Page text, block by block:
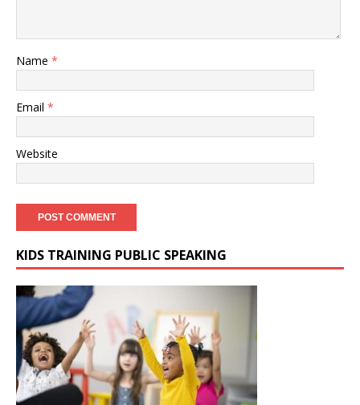
Name *
Email *
Website
KIDS TRAINING PUBLIC SPEAKING